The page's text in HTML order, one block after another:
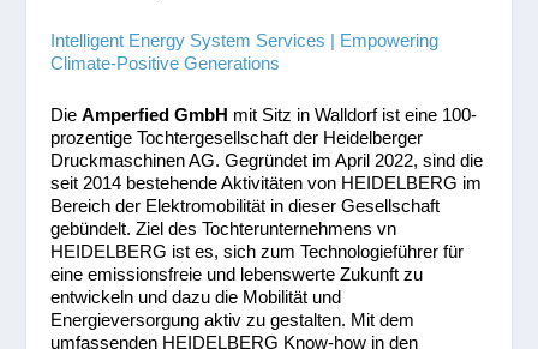
Intelligent Energy System Services | Empowering
Climate-Positive Generations
DieAmperfied GmbH mit Sitz in Walldorf ist eine 100-
prozentige Tochtergesellschaft der Heidelberger
Druckmaschinen AG. Gegründet im April 2022, sind die
seit 2014 bestehende Aktivitäten von HEIDELBERG im
Bereich der Elektromobilität in dieser Gesellschaft
gebündelt. Ziel des Tochterunternehmens vn
HEIDELBERG ist es, sich zum Technologieführer für
eine emissionsfreie und lebenswerte Zukunft zu
entwickeln und dazu die Mobilität und
Energieversorgung aktiv zu gestalten. Mit dem
umfassenden HEIDELBERG Know-how in den